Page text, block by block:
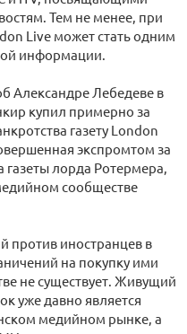
Тем не менее, при
Live может стать одним
информации.
Александре Лебедеве в
купил примерно за
газету London
экспромтом за
газеты лорда Ротермера,
сообществе
против иностранцев в
на покупку ими
не существует. Живущий
уже давно является
медийном рынке, а